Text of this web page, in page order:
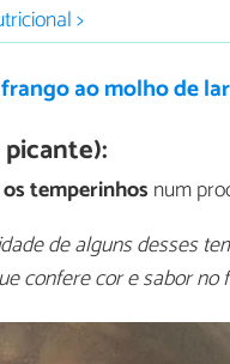
>
ao molho de
temperinhosnum
de alguns desses
confere cor e sabor no